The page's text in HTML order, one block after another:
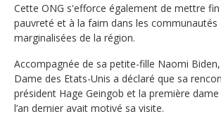
Cette ONG s'efforce également de mettre fin
pauvreté et à la faim dans les communautés
marginalisées de la région.
Accompagnée de sa petite-fille Naomi
Dame des Etats-Unis a déclaré que sa
président Hage Geingob et la première
l’an dernier avait motivé sa visite.